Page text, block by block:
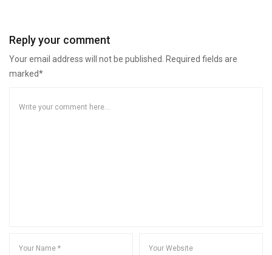
Reply your comment
Your email address will not be published. Required fields are
marked*